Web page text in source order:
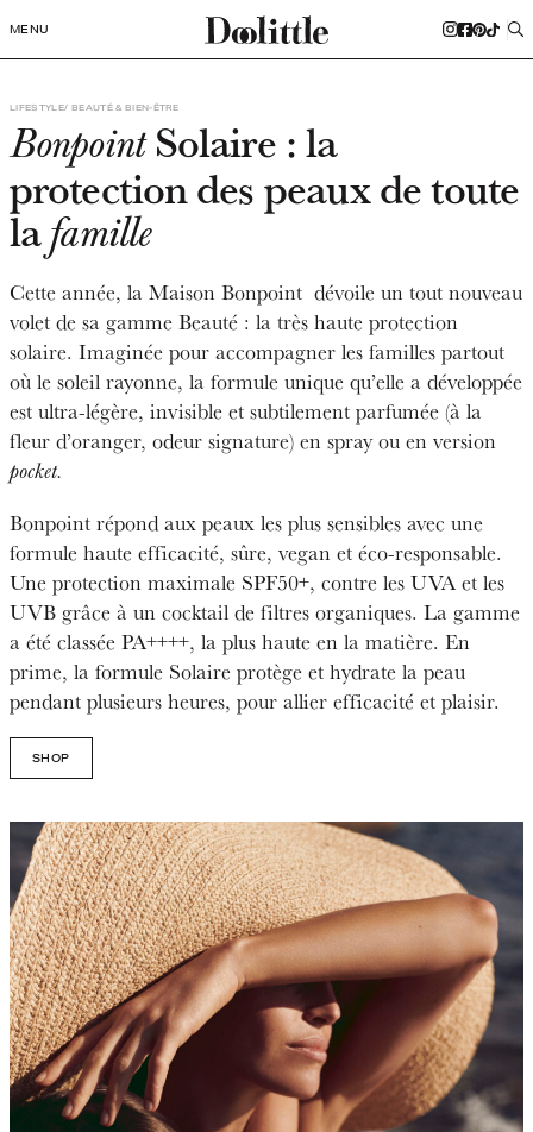
MENU
BEAUTÉ & BIEN-ÊTRE
LIFESTYLE
BonpointSolaire : la
protection des peaux de toute
lafamille
Cette année, la Maison Bonpoint dévoile un tout nouveau
volet de sa gamme Beauté : la très haute protection
solaire. Imaginée pour accompagner les familles partout
où le soleil rayonne, la formule unique qu’elle a développée
est ultra-légère, invisible et subtilement parfumée (à la
fleur d’oranger, odeur signature) en spray ou en version
pocket.
Bonpoint répond aux peaux les plus sensibles avec une
formule haute efficacité, sûre, vegan et éco-responsable.
Une protection maximale SPF50+, contre les UVA et les
UVB grâce à un cocktail de filtres organiques. La gamme
a été classée PA++++, la plus haute en la matière. En
prime, la formule Solaire protège et hydrate la peau
pendant plusieurs heures, pour allier efficacité et plaisir.
SHOP